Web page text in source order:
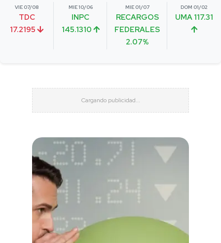
VIE 07/08
TDC
17.2195
MIE 10/06
INPC
145.1310
MIE 01/07
RECARGOS
FEDERALES
2.07%
DOM 01/02
UMA 117.31